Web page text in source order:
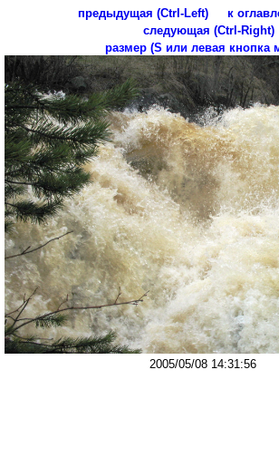
предыдущая (Ctrl-Left)
к
следующая (Ctrl-Right)
размер (S или левая
2005/05/08 14:31:56